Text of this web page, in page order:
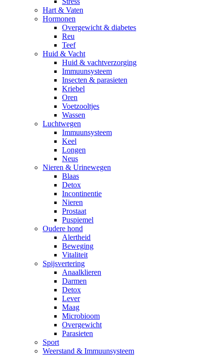
Hart & Vaten
Hormonen
Overgewicht & diabetes
Reu
Teef
Huid & Vacht
Huid & vachtverzorging
Immuunsysteem
Insecten & parasieten
Kriebel
Oren
Voetzooltjes
Wassen
Luchtwegen
Immuunsysteem
Keel
Longen
Neus
Nieren & Urinewegen
Blaas
Detox
Incontinentie
Nieren
Prostaat
Puspiemel
Oudere hond
Alertheid
Beweging
Vitaliteit
Spijsvertering
Anaalklieren
Darmen
Detox
Lever
Maag
Microbioom
Overgewicht
Parasieten
Sport
Weerstand & Immuunsysteem